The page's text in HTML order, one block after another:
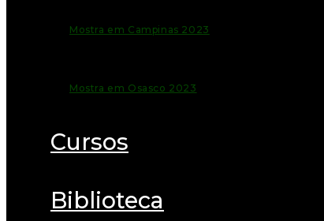
Mostra em Campinas 2023
Mostra em Osasco 2023
Cursos
Biblioteca